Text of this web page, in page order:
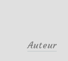
Auteur